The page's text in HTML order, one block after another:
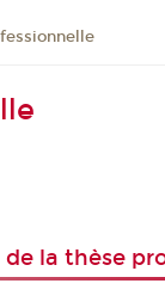
la thèse